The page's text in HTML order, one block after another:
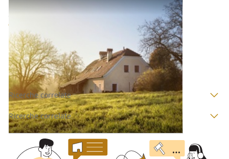
Asta Abitazione di tipo rurale
Gioiosa Ionica
9.397,27 €
Codice asta:46befde9
Asta chiusa
Ricerche correlate
Ricerche correlate